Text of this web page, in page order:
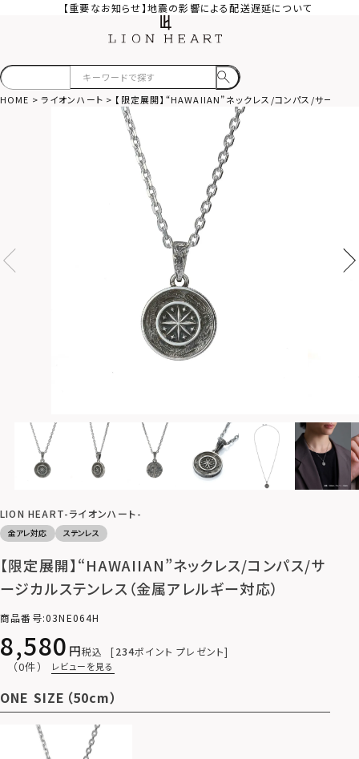
【重要なお知らせ】地震の影響による配送遅延について
HOME ライオンハート 【限定展開】“HAWAIIAN”ネックレス/コンパス/サージカ
LION HEART-ライオンハート-
金アレ対応 ステンレス
【限定展開】“HAWAIIAN”ネックレス/コンパス/サ
ージカルステンレス（金属アレルギー対応）
商品番号 03NE064H
8,580 税込 234ポイント プレゼント
（0件） レビューを見る
ONE SIZE（50cm）